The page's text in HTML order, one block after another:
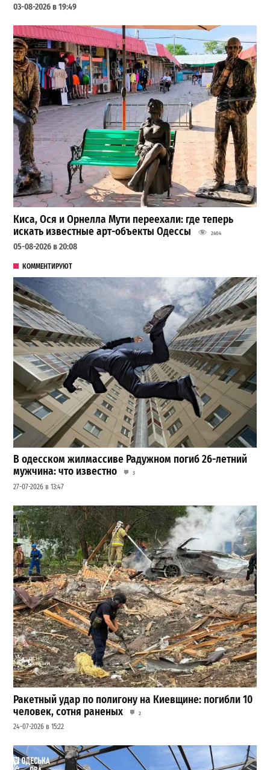
03-08-2026 в 19:49
Киса, Ося и Орнелла Мути переехали: где теперь
искать известные арт-объекты Одессы
2404
05-08-2026 в 20:08
КОММЕНТИРУЮТ
В одесском жилмассиве Радужном погиб 26-летний
мужчина: что известно
3
27-07-2026 в 13:47
Ракетный удар по полигону на Киевщине: погибли 10
человек, сотня раненых
2
24-07-2026 в 15:22